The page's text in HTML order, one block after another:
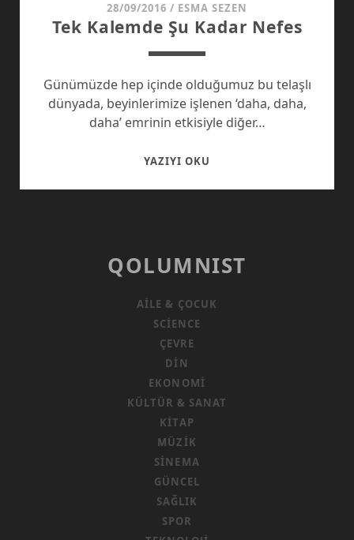
28/09/2016 / ESMA SEZEN
Tek Kalemde Şu Kadar Nefes
Günümüzde hep içinde olduğumuz bu telaşlı
dünyada, beyinlerimize işlenen ‘daha, daha,
daha’ emrinin etkisiyle diğer…
YAZIYI OKU
QOLUMNIST
AILE & ÇOCUK
SCIENCE
ÇEVRE
DIN
EKONOMI
KÜLTÜR & SANAT
KITAP
MÜZIK
SINEMA
GÜNCEL
SAĞLIK
SPOR